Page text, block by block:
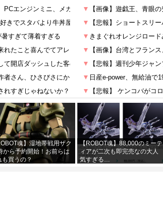
魂】湿地帯戦用ザク
から予約開始！お前らは
も買うの？
【ROBOT魂】88,000のミーテ
ィアが二次も即完売なの大人
気すぎる…